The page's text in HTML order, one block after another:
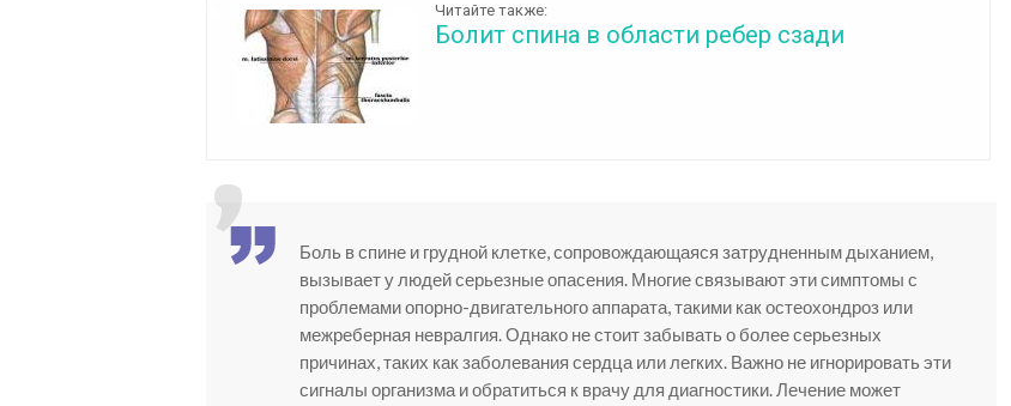
Читайте также:
Болит спина в области ребер сзади
Боль в спине и грудной клетке, сопровождающаяся затрудненным дыханием,
вызывает у людей серьезные опасения. Многие связывают эти симптомы с
проблемами опорно-двигательного аппарата, такими как остеохондроз или
межреберная невралгия. Однако не стоит забывать о более серьезных
причинах, таких как заболевания сердца или легких. Важно не игнорировать эти
сигналы организма и обратиться к врачу для диагностики. Лечение может